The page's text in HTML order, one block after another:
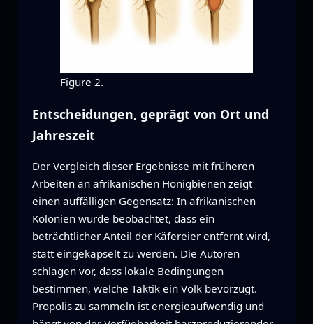
Figure 2.
Entscheidungen, geprägt von Ort und
Jahreszeit
Der Vergleich dieser Ergebnisse mit früheren
Arbeiten an afrikanischen Honigbienen zeigt
einen auffälligen Gegensatz: In afrikanischen
Kolonien wurde beobachtet, dass ein
beträchtlicher Anteil der Käfereier entfernt wird,
statt eingekapselt zu werden. Die Autoren
schlagen vor, dass lokale Bedingungen
bestimmen, welche Taktik ein Volk bevorzugt.
Propolis zu sammeln ist energieaufwendig und